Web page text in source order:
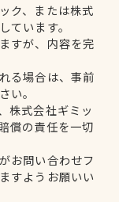
ク、または株式
ています。
すが、内容を完
る場合は、事前
い。
株式会社ギミッ
償の責任を一切
お問い合わせフ
すようお願いい